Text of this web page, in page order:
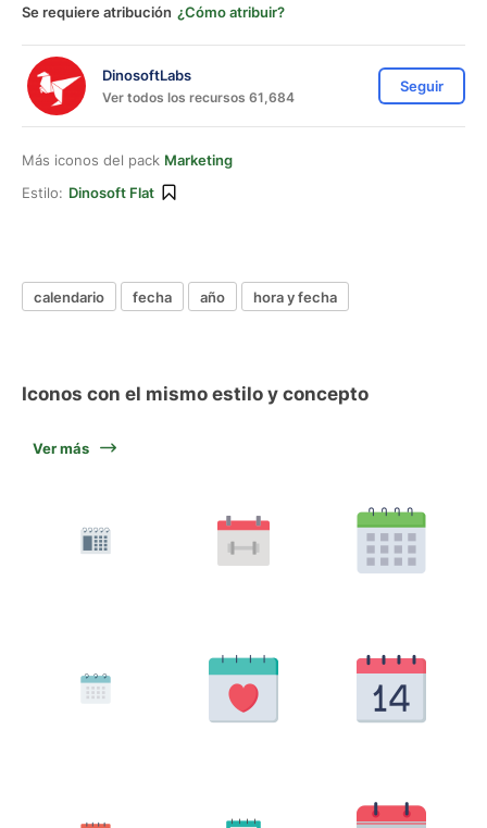
Se requiere atribución ¿Cómo atribuir?
DinosoftLabs
Ver todos los recursos 61,684
Seguir
Más iconos del pack Marketing
Estilo: Dinosoft Flat
calendario fecha año hora y fecha
Iconos con el mismo estilo y concepto
Ver más